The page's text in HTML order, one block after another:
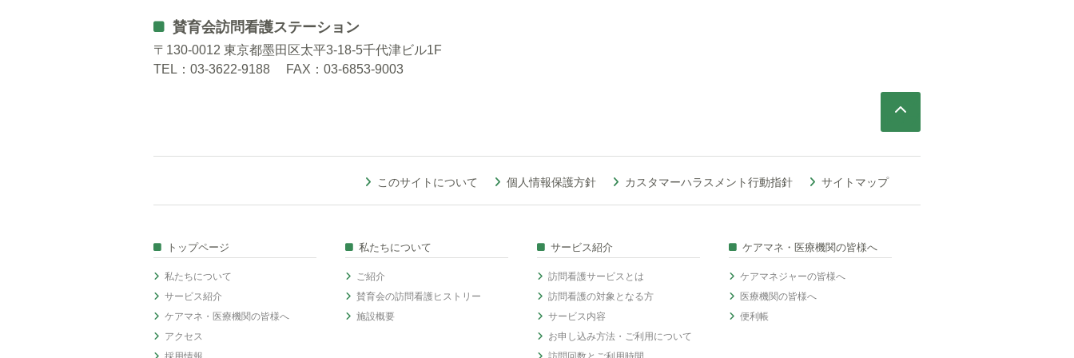
賛育会訪問看護ステーション
〒130-0012 東京都墨田区太平3-18-5千代津ビル1F
TEL： 03-3622-9188 FAX：03-6853-9003
サイトマップ
カスタマーハラスメント行動指針
個人情報保護方針
このサイトについて
トップページ
私たちについて
サービス紹介
ケアマネ・医療機関の皆様へ
アクセス
私たちについて
ご紹介
賛育会の訪問看護ヒストリー
施設概要
サービス紹介
訪問看護サービスとは
訪問看護の対象となる方
サービス内容
お申し込み方法・ご利用について
ケアマネ・医療機関の皆様へ
ケアマネジャーの皆様へ
医療機関の皆様へ
便利帳